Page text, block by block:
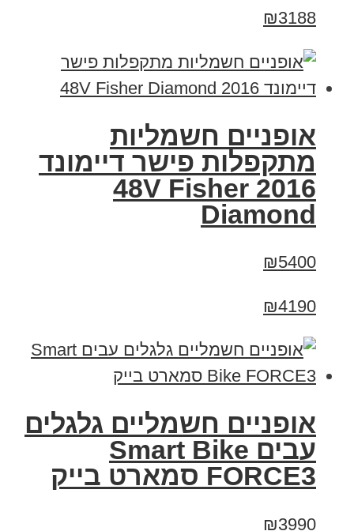
₪3188
אופניים חשמליות
מתקפלות פישר דיימונד
2016 48V Fisher
Diamond
₪5400
₪4190
אופניים חשמליים גלגלים
עבים Smart Bike
FORCE3 סמארט בייק
₪3990